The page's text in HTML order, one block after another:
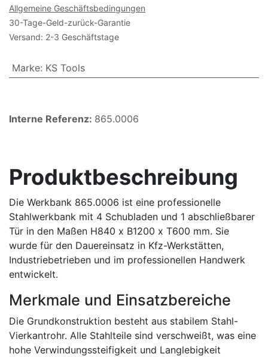
Allgemeine Geschäftsbedingungen
30-Tage-Geld-zurück-Garantie
Versand: 2-3 Geschäftstage
Marke: KS Tools
Interne Referenz: 865.0006
Produktbeschreibung
Die Werkbank 865.0006 ist eine professionelle
Stahlwerkbank mit 4 Schubladen und 1 abschließbarer
Tür in den Maßen H840 x B1200 x T600 mm. Sie
wurde für den Dauereinsatz in Kfz-Werkstätten,
Industriebetrieben und im professionellen Handwerk
entwickelt.
Merkmale und Einsatzbereiche
Die Grundkonstruktion besteht aus stabilem Stahl-
Vierkantrohr. Alle Stahlteile sind verschweißt, was eine
hohe Verwindungssteifigkeit und Langlebigkeit